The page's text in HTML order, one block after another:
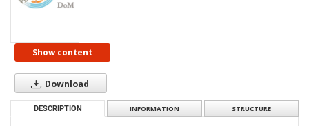
Show content
Download
DESCRIPTION INFORMATION STRUCTURE